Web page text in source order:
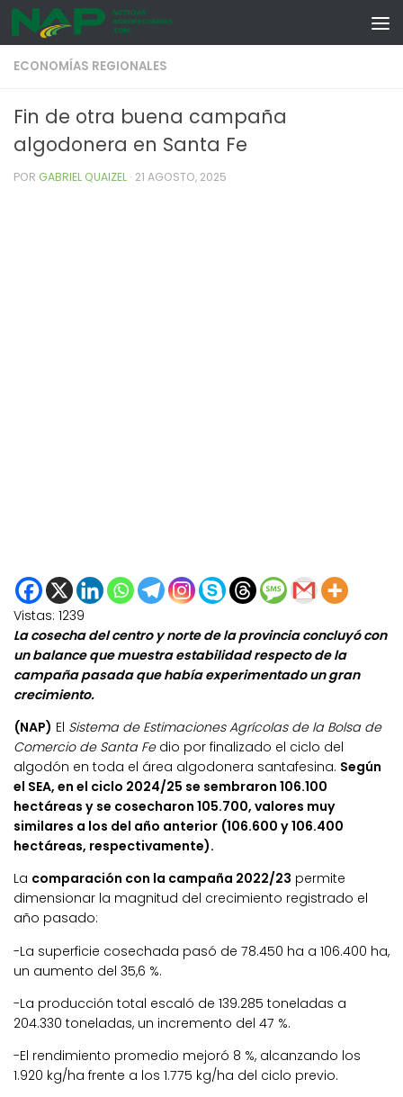
Skip to content
ECONOMÍAS REGIONALES
Fin de otra buena campaña
algodonera en Santa Fe
POR GABRIEL QUAIZEL · 21 AGOSTO, 2025
Vistas: 1239
La cosecha del centro y norte de la provincia concluyó con
un balance que muestra estabilidad respecto de la
campaña pasada que había experimentado un gran
crecimiento.
(NAP) El Sistema de Estimaciones Agrícolas de la Bolsa de
Comercio de Santa Fedio por finalizado el ciclo del
algodón en toda el área algodonera santafesina. Según
el SEA, en el ciclo 2024/25 se sembraron 106.100
hectáreas y se cosecharon 105.700, valores muy
similares a los del año anterior (106.600 y 106.400
hectáreas, respectivamente).
La comparación con la campaña 2022/23 permite
dimensionar la magnitud del crecimiento registrado el
año pasado:
-La superficie cosechada pasó de 78.450 ha a 106.400 ha,
un aumento del 35,6 %.
-La producción total escaló de 139.285 toneladas a
204.330 toneladas, un incremento del 47 %.
-El rendimiento promedio mejoró 8 %, alcanzando los
1.920 kg/ha frente a los 1.775 kg/ha del ciclo previo.